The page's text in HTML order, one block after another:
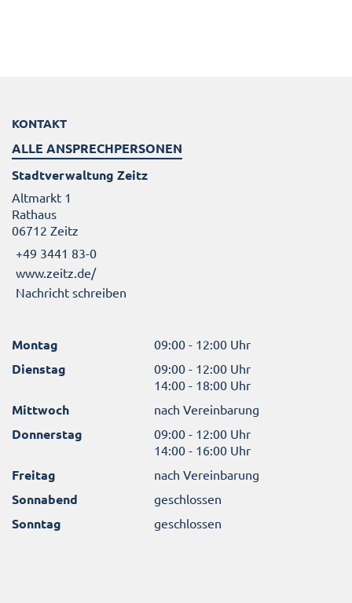
KONTAKT
ALLE ANSPRECHPERSONEN
Stadtverwaltung Zeitz
Altmarkt 1
Rathaus
06712 Zeitz
+49 3441 83-0
www.zeitz.de/
Nachricht schreiben
Montag 09:00 - 12:00 Uhr
Dienstag
09:00 - 12:00 Uhr
14:00 - 18:00 Uhr
Mittwoch nach Vereinbarung
Donnerstag
09:00 - 12:00 Uhr
14:00 - 16:00 Uhr
Freitag nach Vereinbarung
Sonnabend geschlossen
Sonntag geschlossen